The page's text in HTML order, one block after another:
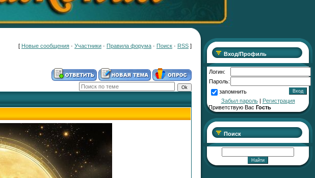
[ Новые сообщения · Участники · Правила форума · Поиск · RSS ]
Вход/Профиль
Логин:
Пароль:
запомнить
Забыл пароль| Регистрация
Приветствую Вас Гость
Поиск